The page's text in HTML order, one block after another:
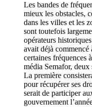
Les bandes de
mieux les obstacles,
dans les villes et les
sont toutefois
opérateurs
avait déjà commencé
certaines fréquences
média Semafor, deux
La première
pour récupérer ses
serait de participer
gouvernement